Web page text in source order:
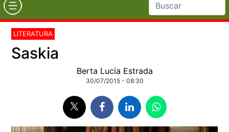
LITERATURA
Saskia
Berta Lucía Estrada
30/07/2015 - 08:30